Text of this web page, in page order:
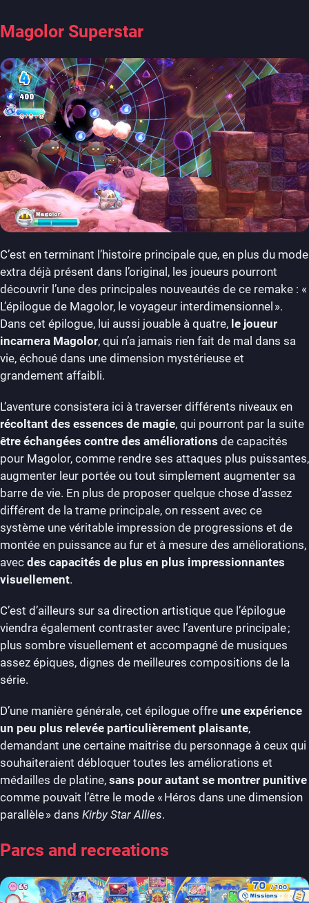
Magolor Superstar
C’est en terminant l’histoire principale que, en plus du mode
extra déjà présent dans l’original, les joueurs pourront
découvrir l’une des principales nouveautés de ce remake : «
L’épilogue de Magolor, le voyageur interdimensionnel ».
Dans cet épilogue, lui aussi jouable à quatre, le joueur
incarnera Magolor, qui n’a jamais rien fait de mal dans sa
vie, échoué dans une dimension mystérieuse et
grandement affaibli.
L’aventure consistera ici à traverser différents niveaux en
récoltant des essences de magie, qui pourront par la suite
être échangées contre des améliorations de capacités
pour Magolor, comme rendre ses attaques plus puissantes,
augmenter leur portée ou tout simplement augmenter sa
barre de vie. En plus de proposer quelque chose d’assez
différent de la trame principale, on ressent avec ce
système une véritable impression de progressions et de
montée en puissance au fur et à mesure des améliorations,
avec des capacités de plus en plus impressionnantes
visuellement.
C’est d’ailleurs sur sa direction artistique que l’épilogue
viendra également contraster avec l’aventure principale ;
plus sombre visuellement et accompagné de musiques
assez épiques, dignes de meilleures compositions de la
série.
D’une manière générale, cet épilogue offre une expérience
un peu plus relevée particulièrement plaisante,
demandant une certaine maitrise du personnage à ceux qui
souhaiteraient débloquer toutes les améliorations et
médailles de platine, sans pour autant se montrer punitive
comme pouvait l’être le mode « Héros dans une dimension
parallèle » dans Kirby Star Allies.
Parcs and recreations